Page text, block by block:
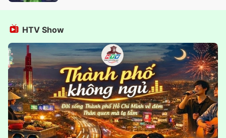
HTV Show